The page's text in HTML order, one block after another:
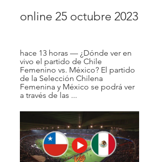
online 25 octubre 2023
hace 13 horas — ¿Dónde ver en
vivo el partido de Chile
Femenino vs. México? El partido
de la Selección Chilena
Femenina y México se podrá ver
a través de las ...